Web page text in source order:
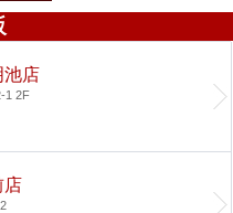
池店
1 2F
店